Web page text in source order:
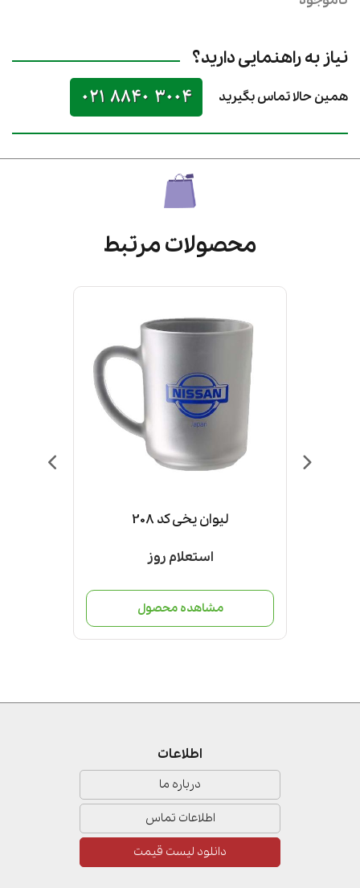
نیاز به راهنمایی دارید؟
همین حالا تماس بگیرید 021 8840 3004
محصولات مرتبط
لیوان یخی کد 208
استعلام روز
مشاهده محصول
اطلاعات
درباره ما
اطلاعات تماس
دانلود لیست قیمت